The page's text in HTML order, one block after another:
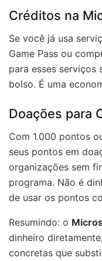
Créditos na
Se você já usa
Game Pass ou
para esses
bolso. É uma
Doações para
Com 1.000 pontos
seus pontos em
organizações sem
programa. Não é
de usar os pontos
Resumindo: o
dinheiro
concretas que